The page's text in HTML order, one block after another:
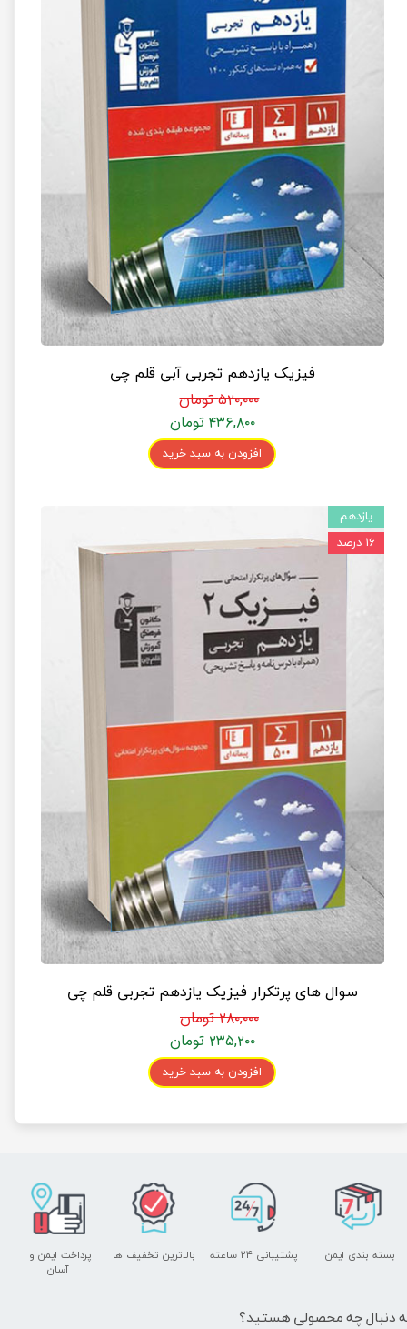
فیزیک یازدهم تجربی آبی قلم چی
۵۲۰,۰۰۰ تومان
۴۳۶,۸۰۰ تومان
افزودن به سبد خرید
سوال های پرتکرار فیزیک یازدهم تجربی قلم چی
۲۸۰,۰۰۰ تومان
۲۳۵,۲۰۰ تومان
افزودن به سبد خرید
یازدهم
۱۶ درصد
پشتیبانی ۲۴ ساعته
پرداخت ایمن و ​​​​​​​
آسان
بسته بندی ایمن بالاترین تخفیف ها
دنبال چه محصولی هستید؟